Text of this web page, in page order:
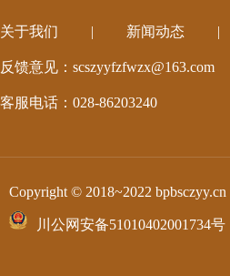
关于我们 | 新闻动态
反馈意见：scszyyfzfwzx@163.com
客服电话：028-86203240
Copyright © 2018~2022 bpbsczyy.cn
川公网安备51010402001734号